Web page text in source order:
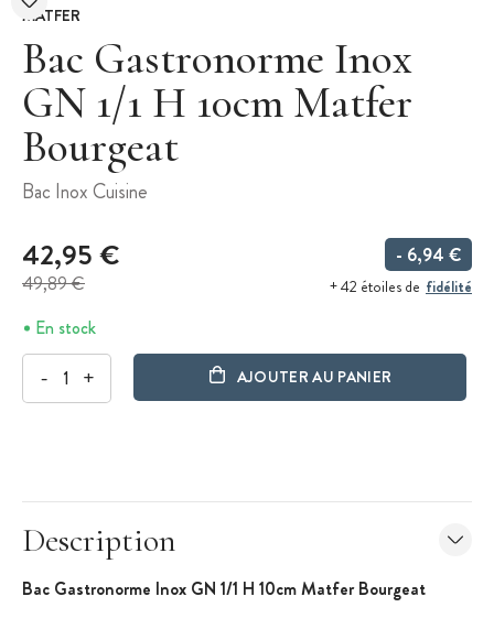
MATFER
Bac Gastronorme Inox
GN 1/1 H 10cm Matfer
Bourgeat
Bac Inox Cuisine
42,95 €
49,89 €
- 6,94 €
+ 42 étoiles de fidélité
En stock
- + AJOUTER AU PANIER
Description
Bac Gastronorme Inox GN 1/1 H 10cm Matfer Bourgeat